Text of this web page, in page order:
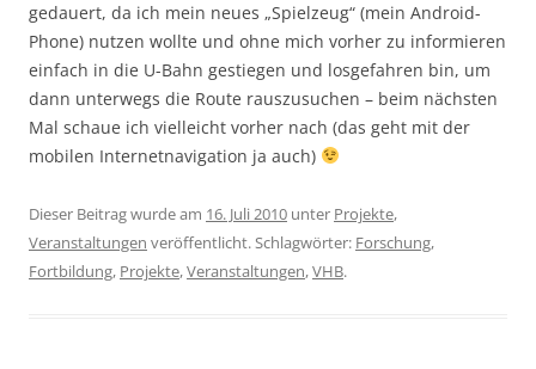
gedauert, da ich mein neues „Spielzeug“ (mein Android-
Phone) nutzen wollte und ohne mich vorher zu informieren
einfach in die U-Bahn gestiegen und losgefahren bin, um
dann unterwegs die Route rauszusuchen – beim nächsten
Mal schaue ich vielleicht vorher nach (das geht mit der
mobilen Internetnavigation ja auch)
Dieser Beitrag wurde am 16. Juli 2010 unter Projekte,
Veranstaltungen veröffentlicht. Schlagwörter: Forschung,
Fortbildung, Projekte,Veranstaltungen,VHB.